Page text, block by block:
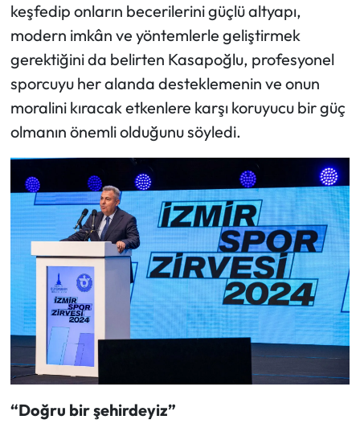
keşfedip onların becerilerini güçlü altyapı,
modern imkân ve yöntemlerle geliştirmek
gerektiğini da belirten Kasapoğlu, profesyonel
sporcuyu her alanda desteklemenin ve onun
moralini kıracak etkenlere karşı koruyucu bir güç
olmanın önemli olduğunu söyledi.
“Doğru bir şehirdeyiz”